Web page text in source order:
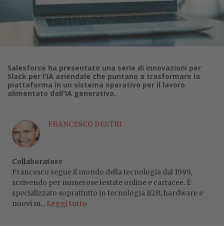
Salesforce ha presentato una serie di innovazioni per
Slack per l'IA aziendale che puntano a trasformare la
piattaforma in un sistema operativo per il lavoro
alimentato dall'IA generativa.
FRANCESCO DESTRI
Collaboratore
Francesco segue il mondo della tecnologia dal 1999,
scrivendo per numerose testate online e cartacee. È
specializzato soprattutto in tecnologia B2B, hardware e
nuovi m... Leggi tutto